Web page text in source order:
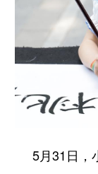
5月31日，小